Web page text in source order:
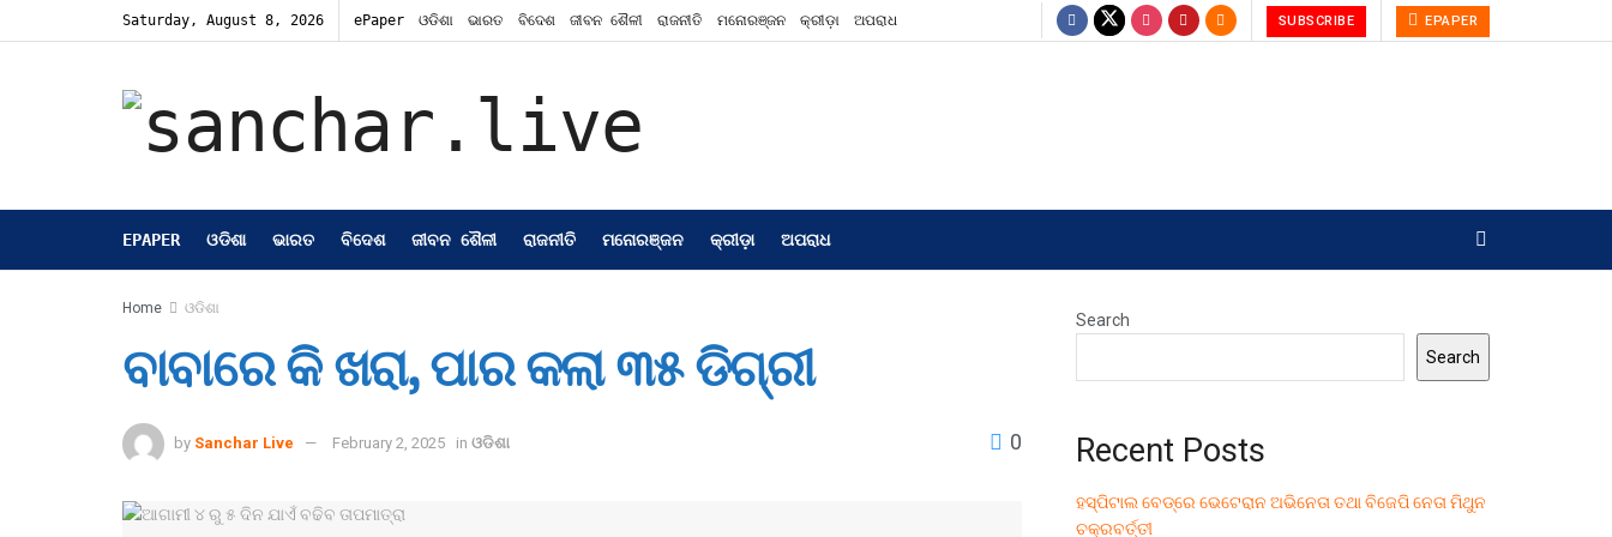
Saturday, August 8, 2026 ePaper ଓଡିଶା ଭାରତ ବିଦେଶ ଜୀବନ ଶୈଳୀ ରାଜନୀତି ମନୋରଞ୍ଜନ କ୍ରୀଡ଼ା ଅପରାଧ SUBSCRIBE EPAPER
EPAPER ଓଡିଶା ଭାରତ ବିଦେଶ ଜୀବନ ଶୈଳୀ ରାଜନୀତି ମନୋରଞ୍ଜନ କ୍ରୀଡ଼ା ଅପରାଧ
Home ଓଡିଶା
ବାବାରେ କି ଖରା, ପାର କଲା ୩୫ ଡିଗ୍ରୀ
by Sanchar Live February 2, 2025 in ଓଡିଶା 0
Search
Search
Recent Posts
ହସ୍ପିଟାଲ ବେଡ୍‌ରେ ଭେଟେରାନ ଅଭିନେତା ତଥା ବିଜେପି ନେତା ମିଥୁନ
ଚକ୍ରବର୍ତ୍ତୀ